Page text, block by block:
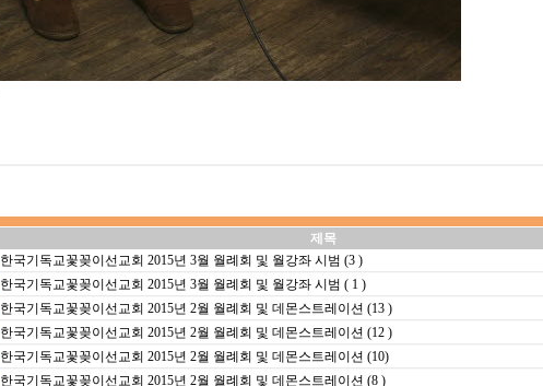
제목
한국기독교꽃꽂이선교회 2015년 3월 월례회 및 월강좌 시범 (3 )
한국기독교꽃꽂이선교회 2015년 3월 월례회 및 월강좌 시범 ( 1 )
한국기독교꽃꽂이선교회 2015년 2월 월례회 및 데몬스트레이션 (13 )
한국기독교꽃꽂이선교회 2015년 2월 월례회 및 데몬스트레이션 (12 )
한국기독교꽃꽂이선교회 2015년 2월 월례회 및 데몬스트레이션 (10)
한국기독교꽃꽂이선교회 2015년 2월 월례회 및 데몬스트레이션 (8 )